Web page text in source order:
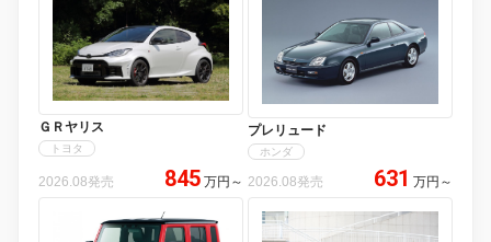
ＧＲヤリス
トヨタ
2026.08発売 845 万円 ～
プレリュード
ホンダ
2026.08発売 631 万円 ～